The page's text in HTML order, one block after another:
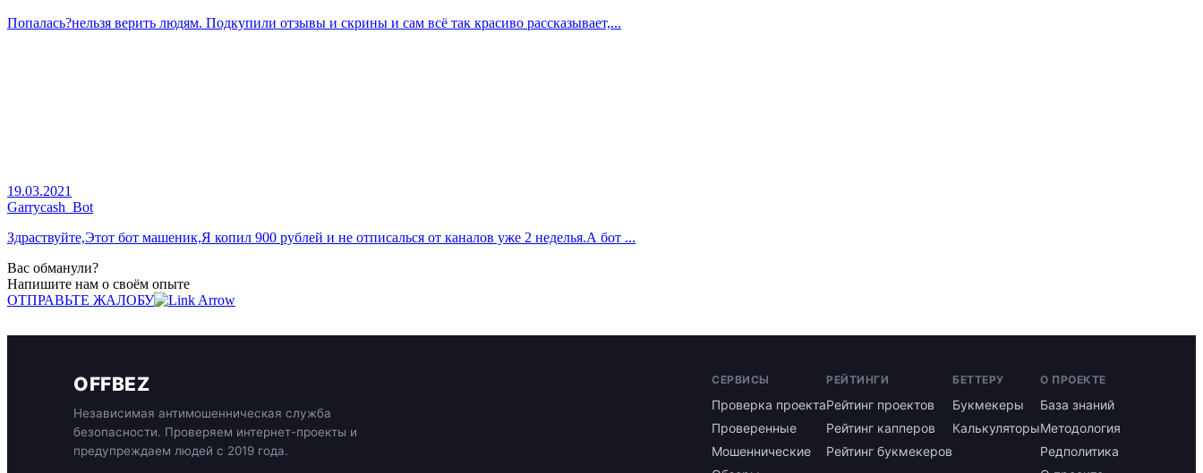
Попалась?нельзя верить людям. Подкупили отзывы и скрины и сам всё так красиво рассказывает,...
19.03.2021
Garrycash_Bot
Здраствуйте,Этот бот машеник,Я копил 900 рублей и не отписалься от каналов уже 2 неделья.А бот ...
Вас обманули?
Напишите нам о своём опыте
ОТПРАВЬТЕ ЖАЛОБУ
OFFBEZ
Независимая антимошенническая служба
безопасности. Проверяем интернет-проекты и
предупреждаем людей с 2019 года.
СЕРВИСЫ
Проверка проекта
Проверенные
Мошеннические
РЕЙТИНГИ
Рейтинг проектов
Рейтинг капперов
Рейтинг букмекеров
БЕТТЕРУ
Букмекеры
Калькуляторы
О ПРОЕКТЕ
База знаний
Методология
Редполитика